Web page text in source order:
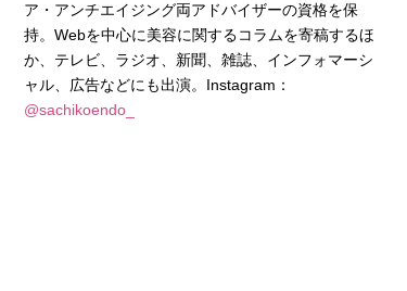
ア・アンチエイジング両アドバイザーの資格を保
持。Webを中心に美容に関するコラムを寄稿するほ
か、テレビ、ラジオ、新聞、雑誌、インフォマーシ
ャル、広告などにも出演。Instagram：
@sachikoendo_